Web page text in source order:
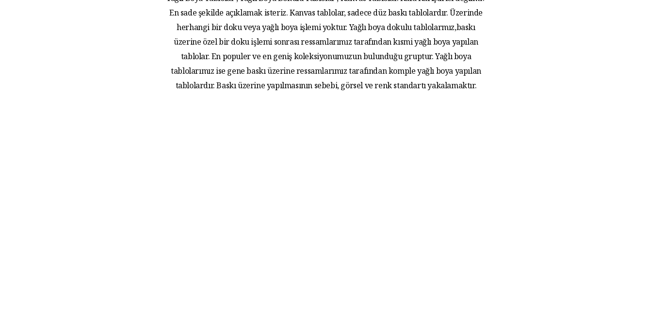
En sade şekilde açıklamak isteriz. Kanvas tablolar, sadece düz baskı tablolardır. Üzerinde
herhangi bir doku veya yağlı boya işlemi yoktur. Yağlı boya dokulu tablolarmız,baskı
üzerine özel bir doku işlemi sonrası ressamlarımız tarafından kısmi yağlı boya yapılan
tablolar. En populer ve en geniş koleksiyonumuzun bulunduğu gruptur. Yağlı boya
tablolarımız ise gene baskı üzerine ressamlarımız tarafından komple yağlı boya yapılan
tablolardır. Baskı üzerine yapılmasının sebebi, görsel ve renk standartı yakalamaktır.